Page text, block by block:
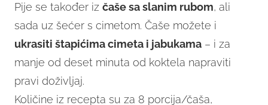
Pije se također iz čaše sa slanim rubom, ali
sada uz šećer s cimetom. Čaše možete i
ukrasiti štapićima cimeta i jabukama – i za
manje od deset minuta od koktela napraviti
pravi doživljaj.
Količine iz recepta su za 8 porcija/čaša,